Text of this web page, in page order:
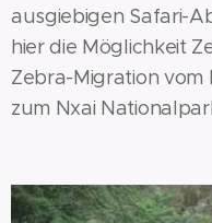
ausgiebigen Safari-
hier die Möglichkeit
Zebra-Migration
zum Nxai